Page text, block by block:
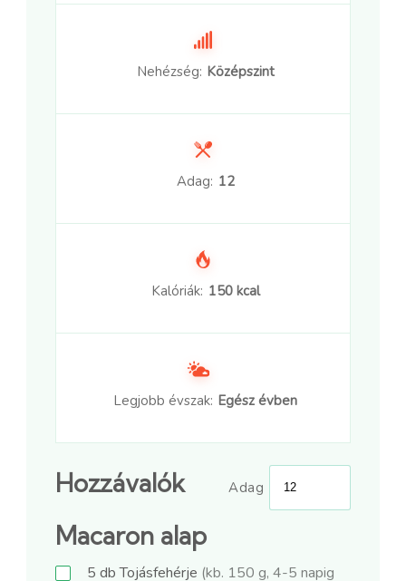
Nehézség: Középszint
Adag: 12
Kalóriák: 150 kcal
Legjobb évszak: Egész évben
Hozzávalók Adag
Macaron alap
5 dbTojásfehérje (kb. 150 g, 4-5 napig